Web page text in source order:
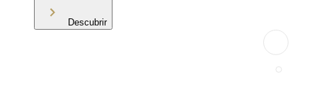
Descubrir